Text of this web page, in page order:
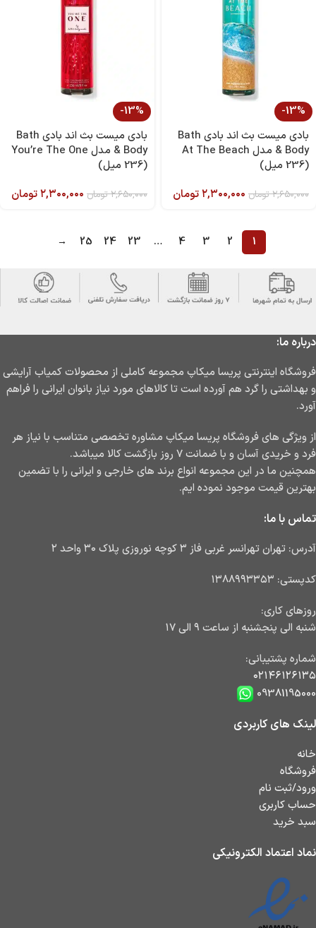
-13%
بادی میست بث اند بادی Bath
& Body مدل At The Beach
(236 میل)
۲,۶۵۰,۰۰۰تومان ۲,۳۰۰,۰۰۰تومان
-13%
بادی میست بث اند بادی Bath
& Body مدل You’re The One
(236 میل)
۲,۶۵۰,۰۰۰تومان ۲,۳۰۰,۰۰۰تومان
1
2
3
4
…
23
24
25
→
درباره ما:
فروشگاه اینترنتی پریسا میکاپ مجموعه کاملی از محصولات کمیاب آرایشی
و بهداشتی را گرد هم آورده است تا کالاهای مورد نیاز بانوان ایرانی را فراهم
آورد.
از ویژگی های فروشگاه پریسا میکاپ مشاوره تخصصی متناسب با نیاز هر
فرد و خریدی آسان و با ضمانت ۷ روز بازگشت کالا میباشد.
همچنین ما در این مجموعه انواع برند های خارجی و ایرانی را با تضمین
بهترین قیمت موجود نموده ایم.
تماس با ما:
آدرس: تهران تهرانسر غربی فاز ۳ کوچه نوروزی پلاک ۳۰ واحد ۲
کدپستی: ۱۳۸۸۹۹۳۳۵۳
روزهای کاری:
شنبه الی پنجشنبه از ساعت ۹ الی ۱۷
شماره پشتیبانی:
۰۲۱۴۶۱۲۶۱۳۵
09381195000
لینک های کاربردی
خانه
فروشگاه
ورود/ثبت نام
حساب کاربری
سبد خرید
نماد اعتماد الکترونیکی